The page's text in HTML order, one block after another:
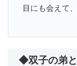
目にも会えて
◆双子の弟